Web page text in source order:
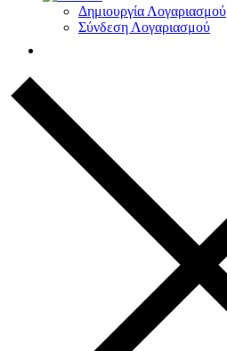
Δημιουργία Λογαριασμού
Σύνδεση Λογαριασμού